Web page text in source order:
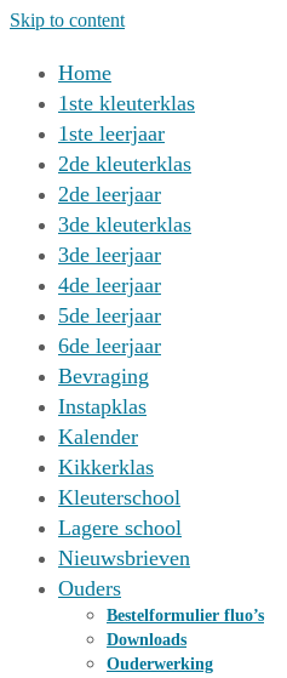
Skip to content
Home
1ste kleuterklas
1ste leerjaar
2de kleuterklas
2de leerjaar
3de kleuterklas
3de leerjaar
4de leerjaar
5de leerjaar
6de leerjaar
Bevraging
Instapklas
Kalender
Kikkerklas
Kleuterschool
Lagere school
Nieuwsbrieven
Ouders
Bestelformulier fluo’s
Downloads
Ouderwerking